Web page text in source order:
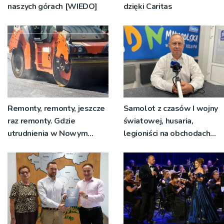
naszych górach [WIEDO]
dzięki Caritas
Remonty, remonty, jeszcze
raz remonty. Gdzie
utrudnienia w Nowym
Samolot z czasów I wojny
światowej, husaria,
legioniści na obchodach
Warszawskiej w Woli
Rzędzińskiej